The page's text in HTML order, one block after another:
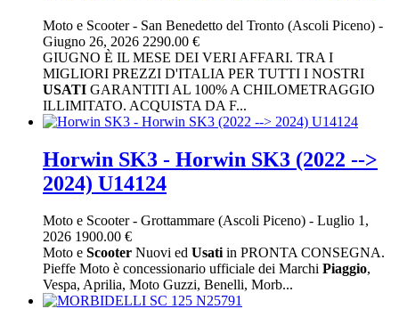
Moto e Scooter- San Benedetto del Tronto (Ascoli Piceno) -
Giugno 26, 2026 2290.00 €
GIUGNO È IL MESE DEI VERI AFFARI. TRA I
MIGLIORI PREZZI D'ITALIA PER TUTTI I NOSTRI
USATI GARANTITI AL 100% A CHILOMETRAGGIO
ILLIMITATO. ACQUISTA DA F...
Horwin SK3 - Horwin SK3 (2022 -->
2024) U14124
Moto e Scooter- Grottammare (Ascoli Piceno) - Luglio 1,
2026 1900.00 €
Moto e Scooter Nuovi ed Usatiin PRONTA CONSEGNA.
Pieffe Moto è concessionario ufficiale dei Marchi Piaggio,
Vespa, Aprilia, Moto Guzzi, Benelli, Morb...